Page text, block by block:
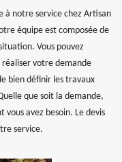
à notre service chez Artisan
équipe est composée de
Vous pouvez
votre demande
bien définir les travaux
que soit la demande,
vous avez besoin. Le devis
service.